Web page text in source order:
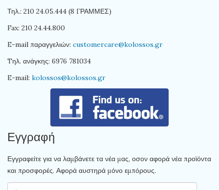
Τηλ.: 210 24.05.444 (8 ΓΡΑΜΜΕΣ)
Fax: 210 24.44.800
E-mail παραγγελιών: customercare@kolossos.gr
Tηλ. ανάγκης: 6976 781034
E-mail: kolossos@kolossos.gr
Εγγραφή
Εγγραφείτε για να λαμβάνετε τα νέα μας, οσον αφορά νέα προϊόντα
και προσφορές. Αφορά αυστηρά μόνο εμπόρους.